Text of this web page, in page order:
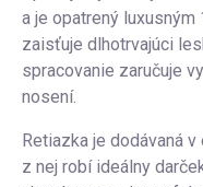
a je opatrený
zaisťuje dlhotrvajúci
spracovanie zaručuje
nosení.
Retiazka je dodávaná
z nej robí ideálny